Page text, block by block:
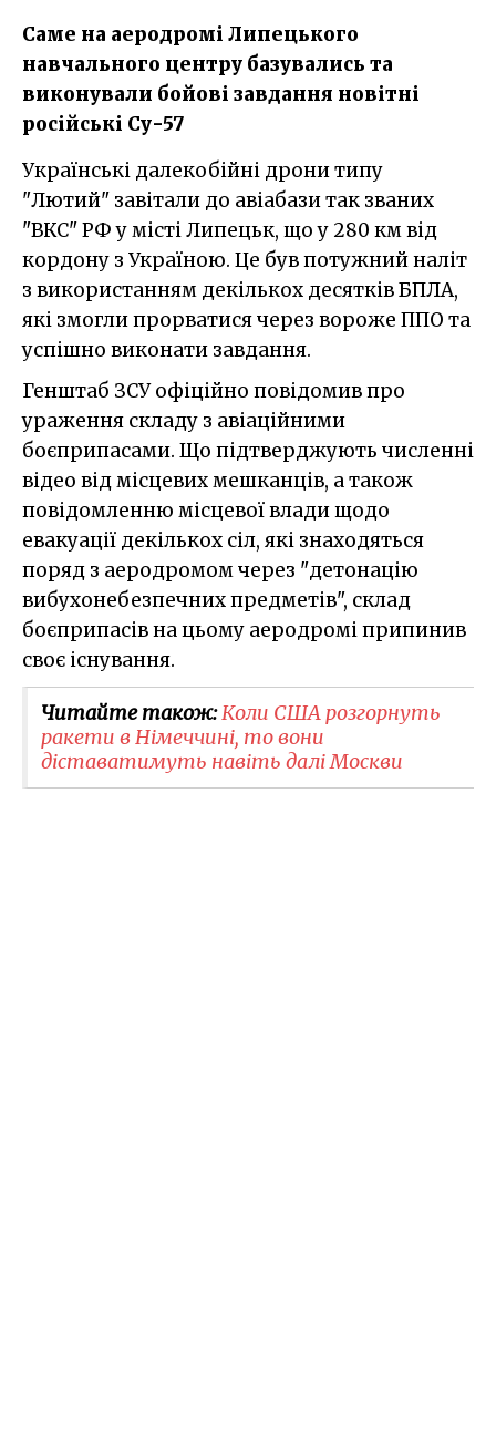
Саме на аеродромі Липецького
навчального центру базувались та
виконували бойові завдання новітні
російські Су-57
Українські далекобійні дрони типу
"Лютий" завітали до авіабази так званих
"ВКС" РФ у місті Липецьк, що у 280 км від
кордону з Україною. Це був потужний наліт
з використанням декількох десятків БПЛА,
які змогли прорватися через вороже ППО та
успішно виконати завдання.
Генштаб ЗСУ офіційно повідомив про
ураження складу з авіаційними
боєприпасами. Що підтверджують численні
відео від місцевих мешканців, а також
повідомленню місцевої влади щодо
евакуації декількох сіл, які знаходяться
поряд з аеродромом через "детонацію
вибухонебезпечних предметів", склад
боєприпасів на цьому аеродромі припинив
своє існування.
Читайте також:Коли США розгорнуть
ракети в Німеччині, то вони
діставатимуть навіть далі Москви